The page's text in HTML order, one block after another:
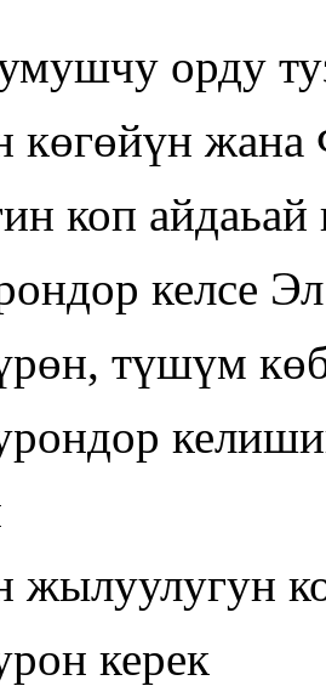
орду
көгөйүн
коп айдаьай
келсе
түшүм
жылуулугун
керек